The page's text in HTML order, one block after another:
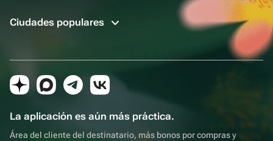
Ciudades populares
La aplicación es aún más práctica.
Área del cliente del destinatario, más bonos por compras y